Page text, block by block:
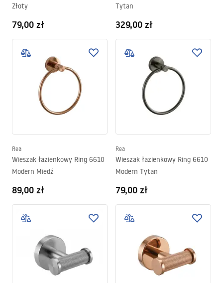
Złoty
79,00 zł
Tytan
329,00 zł
Rea
Wieszak łazienkowy Ring 6610
Modern Miedź
89,00 zł
Rea
Wieszak łazienkowy Ring 6610
Modern Tytan
79,00 zł